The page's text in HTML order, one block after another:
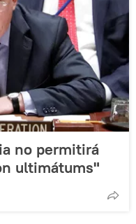
no permitirá
ultimátums"